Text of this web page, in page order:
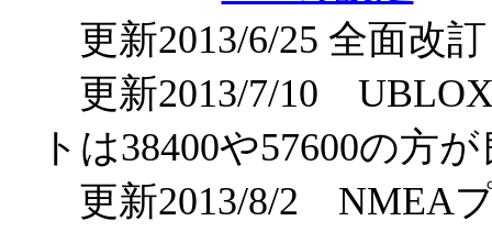
更新2013/6/25 全面改
更新2013/7/10
トは38400や57600の方
更新2013/8/2 NMEA